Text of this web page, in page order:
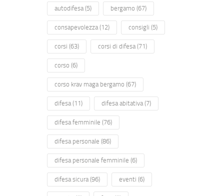
autodifesa(5) bergamo (67)
consapevolezza(12) consigli (5)
corsi (63) corsi di difesa(71)
corso (6)
corso krav maga bergamo (67)
difesa(11) difesa abitativa(7)
difesa femminile (76)
difesa personale (86)
difesa personale femminile (6)
difesa sicura(96) eventi (6)